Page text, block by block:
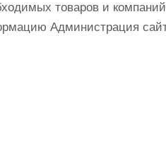
товаров и
Администрация